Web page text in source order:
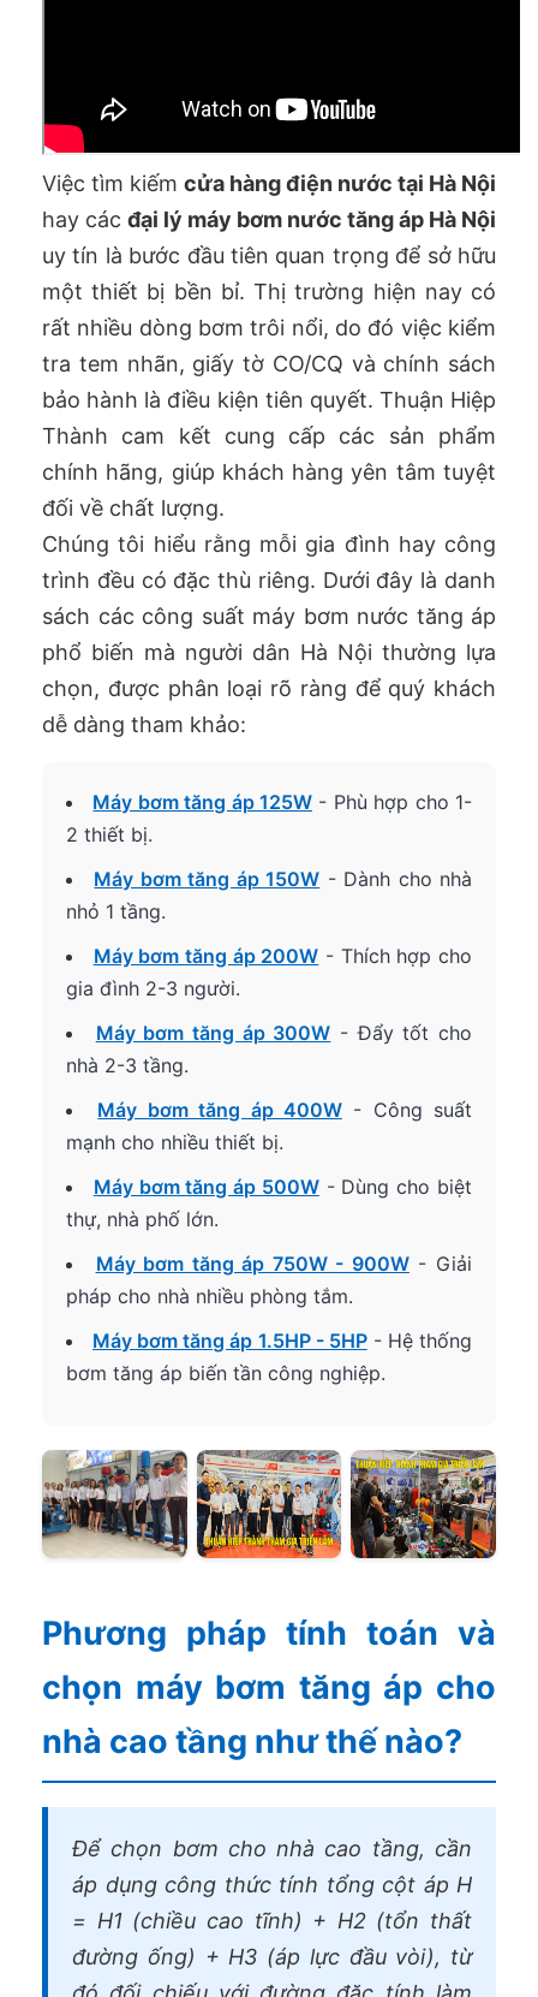
Việc tìm kiếm cửa hàng điện nước tại Hà Nội
hay các đại lý máy bơm nước tăng áp Hà Nội
uy tín là bước đầu tiên quan trọng để sở hữu
một thiết bị bền bỉ. Thị trường hiện nay có
rất nhiều dòng bơm trôi nổi, do đó việc kiểm
tra tem nhãn, giấy tờ CO/CQ và chính sách
bảo hành là điều kiện tiên quyết. Thuận Hiệp
Thành cam kết cung cấp các sản phẩm
chính hãng, giúp khách hàng yên tâm tuyệt
đối về chất lượng.
Chúng tôi hiểu rằng mỗi gia đình hay công
trình đều có đặc thù riêng. Dưới đây là danh
sách các công suất máy bơm nước tăng áp
phổ biến mà người dân Hà Nội thường lựa
chọn, được phân loại rõ ràng để quý khách
dễ dàng tham khảo:
Máy bơm tăng áp 125W - Phù hợp cho 1-
2 thiết bị.
Máy bơm tăng áp 150W - Dành cho nhà
nhỏ 1 tầng.
Máy bơm tăng áp 200W - Thích hợp cho
gia đình 2-3 người.
Máy bơm tăng áp 300W - Đẩy tốt cho
nhà 2-3 tầng.
Máy bơm tăng áp 400W- Công suất
mạnh cho nhiều thiết bị.
Máy bơm tăng áp 500W- Dùng cho biệt
thự, nhà phố lớn.
Máy bơm tăng áp 750W - 900W- Giải
pháp cho nhà nhiều phòng tắm.
Máy bơm tăng áp 1.5HP - 5HP- Hệ thống
bơm tăng áp biến tần công nghiệp.
Phương pháp tính toán và
chọn máy bơm tăng áp cho
nhà cao tầng như thế nào?
Để chọn bơm cho nhà cao tầng, cần
áp dụng công thức tính tổng cột áp H
= H1 (chiều cao tĩnh) + H2 (tổn thất
đường ống) + H3 (áp lực đầu vòi), từ